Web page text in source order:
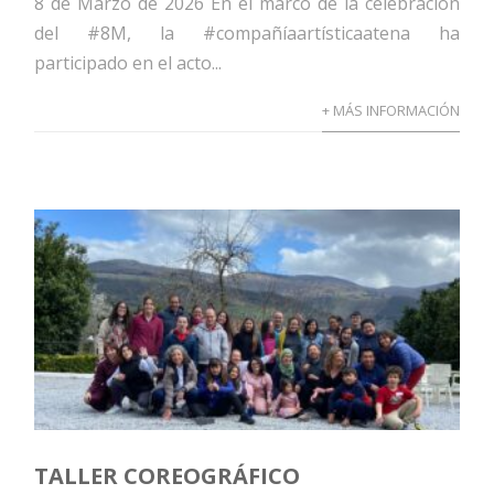
del #8M, la #compañíaartísticaatena ha
participado en el acto...
+ MÁS INFORMACIÓN
TALLER COREOGRÁFICO